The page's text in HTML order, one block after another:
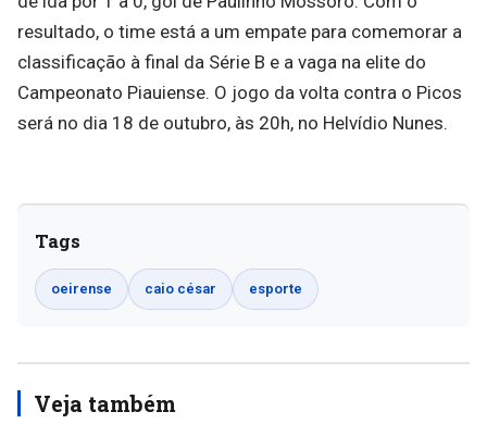
resultado, o time está a um empate para comemorar a
classificação à final da Série B e a vaga na elite do
Campeonato Piauiense. O jogo da volta contra o Picos
será no dia 18 de outubro, às 20h, no Helvídio Nunes.
Tags
oeirense caio césar esporte
Veja também